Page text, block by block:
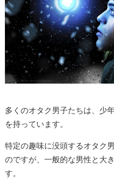
多くのオタク男子たちは、少
を持っています。
特定の趣味に没頭するオタク
のですが、一般的な男性と大
す。